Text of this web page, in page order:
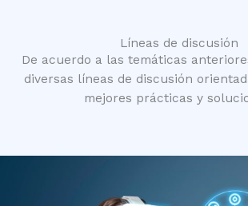
Líneas de discusión
De acuerdo a las temáticas
diversas líneas de discusión
mejores prácticas y